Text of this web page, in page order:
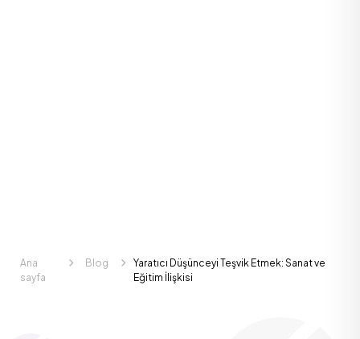
Ana
sayfa
Blog
Yaratıcı Düşünceyi Teşvik Etmek: Sanat ve
Eğitim İlişkisi